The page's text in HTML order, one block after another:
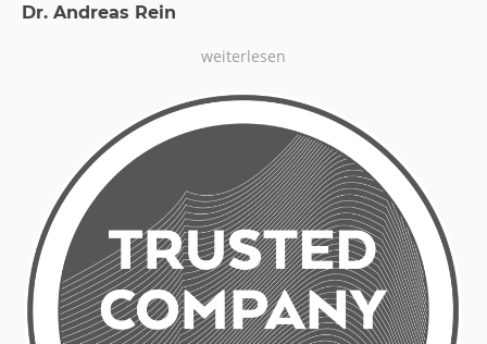
Dr. Andreas Rein
weiterlesen